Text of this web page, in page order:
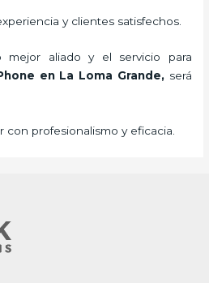
y clientes satisfechos.
mejor aliado y el servicio para
en La Loma Grande, será
con profesionalismo y eficacia.